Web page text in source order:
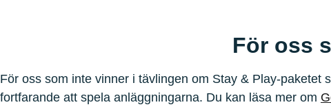
För oss
För oss som inte vinner i tävlingen om Stay & Play-paketet
fortfarande att spela anläggningarna. Du kan läsa mer om